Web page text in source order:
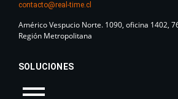
contacto@real-time.cl
Américo Vespucio Norte. 1090, oficina 1402,
Región Metropolitana
SOLUCIONES